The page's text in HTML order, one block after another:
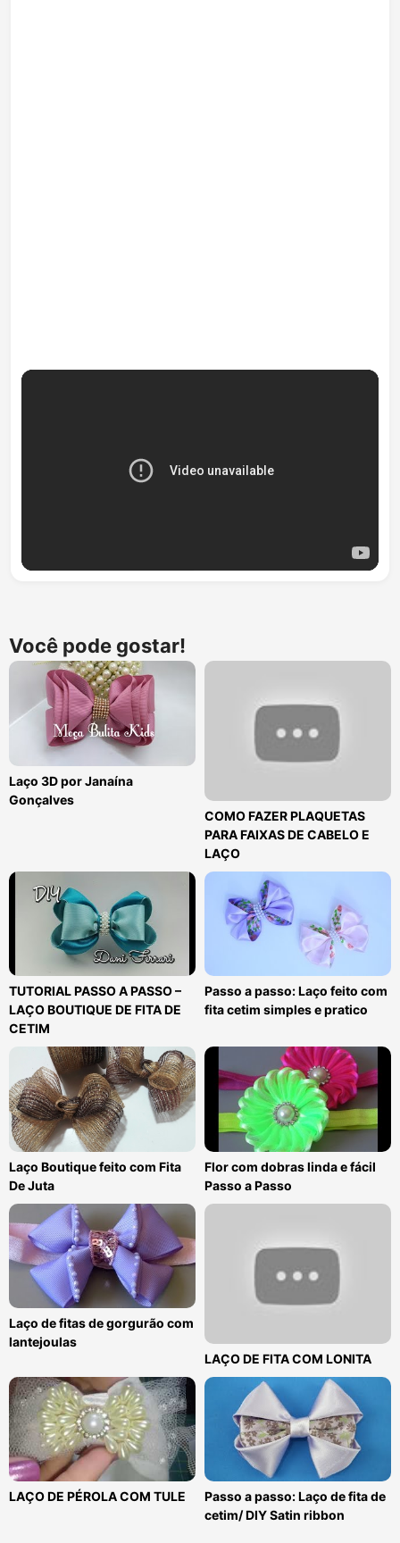
Você pode gostar!
Laço 3D por Janaína
Gonçalves
COMO FAZER PLAQUETAS
PARA FAIXAS DE CABELO E
LAÇO
TUTORIAL PASSO A PASSO –
LAÇO BOUTIQUE DE FITA DE
CETIM
Passo a passo: Laço feito com
fita cetim simples e pratico
Laço Boutique feito com Fita
De Juta
Flor com dobras linda e fácil
Passo a Passo
Laço de fitas de gorgurão com
lantejoulas
LAÇO DE FITA COM LONITA
LAÇO DE PÉROLA COM TULE
Passo a passo: Laço de fita de
cetim/ DIY Satin ribbon